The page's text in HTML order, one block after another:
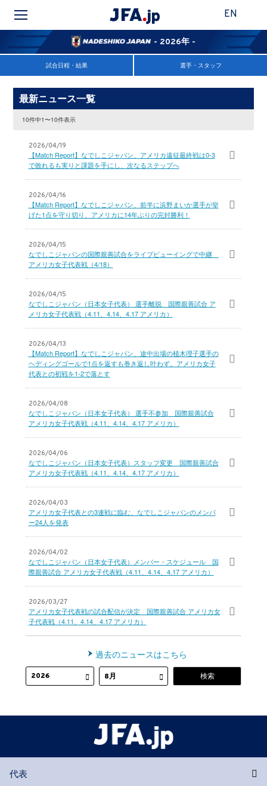
EN
- 2026年 -
試合日程・結果 選手・スタッフ
最新ニュース一覧
10件中1〜10件表示
2026/04/19
【Match Report】なでしこジャパン、アメリカ遠征最終戦は0-3
で敗れるも実りと課題を手にし、次なるステップへ
2026/04/16
【Match Report】なでしこジャパン、前半に浜野まいか選手が挙
げた1点を守り切り、アメリカに14年ぶりの完封勝利！
2026/04/15
なでしこジャパンの国際親善試合をライブビューイングで中継
アメリカ女子代表戦（4/18）
2026/04/15
なでしこジャパン（日本女子代表） 選手離脱 国際親善試合 ア
メリカ女子代表戦（4.11、4.14、4.17 アメリカ）
2026/04/13
【Match Report】なでしこジャパン、途中出場の植木理子選手の
ヘディングゴールで1点を返すも巻き返し叶わず。アメリカ女子
代表との初戦を1-2で落とす
2026/04/08
なでしこジャパン（日本女子代表） 選手不参加 国際親善試合
アメリカ女子代表戦（4.11、4.14、4.17 アメリカ）
2026/04/06
なでしこジャパン（日本女子代表）スタッフ変更 国際親善試合
アメリカ女子代表戦（4.11、4.14、4.17 アメリカ）
2026/04/03
アメリカ女子代表との3連戦に臨む、なでしこジャパンのメンバ
ー24人を発表
2026/04/02
なでしこジャパン（日本女子代表）メンバー・スケジュール 国
際親善試合 アメリカ女子代表戦（4.11、4.14、4.17 アメリカ）
2026/03/27
アメリカ女子代表戦の試合配信が決定 国際親善試合 アメリカ女
子代表戦（4.11、4.14、4.17 アメリカ）
過去のニュースはこちら
代表